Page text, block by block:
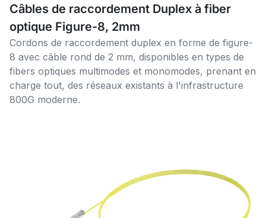
Câbles de raccordement Duplex à fiber
optique Figure-8, 2mm
Cordons de raccordement duplex en forme de figure-
8 avec câble rond de 2 mm, disponibles en types de
fibers optiques multimodes et monomodes, prenant en
charge tout, des réseaux existants à l'infrastructure
800G moderne.